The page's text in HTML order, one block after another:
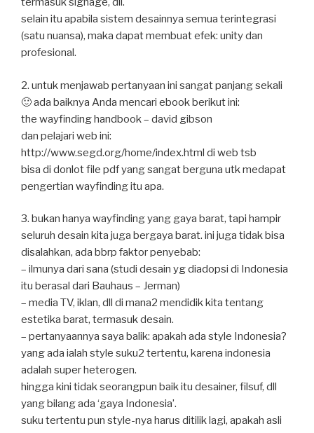
selain itu apabila sistem desainnya semua terintegrasi
(satu nuansa), maka dapat membuat efek: unity dan
profesional.
2. untuk menjawab pertanyaan ini sangat panjang sekali
🙂 ada baiknya Anda mencari ebook berikut ini:
the wayfinding handbook – david gibson
dan pelajari web ini:
http://www.segd.org/home/index.html di web tsb
bisa di donlot file pdf yang sangat berguna utk medapat
pengertian wayfinding itu apa.
3. bukan hanya wayfinding yang gaya barat, tapi hampir
seluruh desain kita juga bergaya barat. ini juga tidak bisa
disalahkan, ada bbrp faktor penyebab:
– ilmunya dari sana (studi desain yg diadopsi di Indonesia
itu berasal dari Bauhaus – Jerman)
– media TV, iklan, dll di mana2 mendidik kita tentang
estetika barat, termasuk desain.
– pertanyaannya saya balik: apakah ada style Indonesia?
yang ada ialah style suku2 tertentu, karena indonesia
adalah super heterogen.
hingga kini tidak seorangpun baik itu desainer, filsuf, dll
yang bilang ada ‘gaya Indonesia’.
suku tertentu pun style-nya harus ditilik lagi, apakah asli